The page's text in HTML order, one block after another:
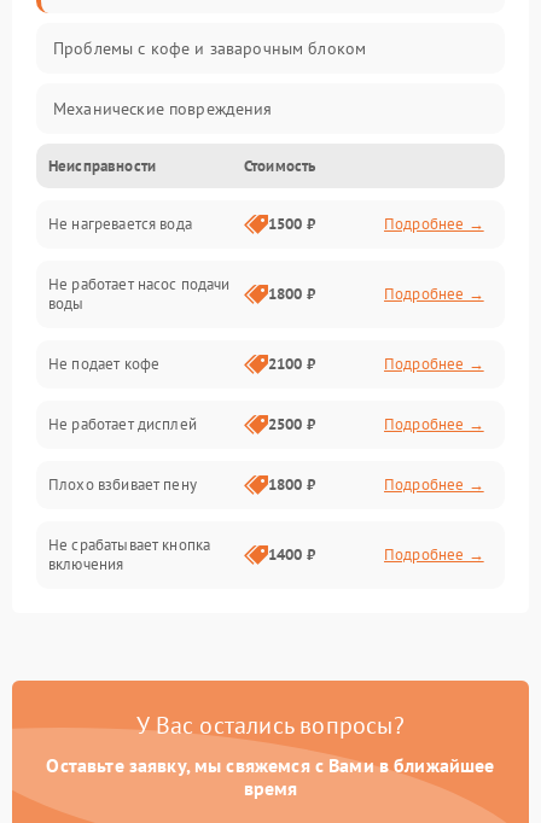
Проблемы с кофе и заварочным блоком
Механические повреждения
Прочие неисправности
Включение и работа
Проблемы с водой
Проблемы с капучинатором и паром
Управление и электроника
Программное обеспечение
Неисправности Стоимость
Не нагревается вода 1500 ₽ Подробнее →
Не работает насос подачи
воды
1800 ₽ Подробнее →
Не подает кофе 2100 ₽ Подробнее →
Не работает дисплей 2500 ₽ Подробнее →
Плохо взбивает пену 1800 ₽ Подробнее →
Не срабатывает кнопка
включения
1400 ₽ Подробнее →
Постоянные сбои в работе 1500 ₽ Подробнее →
У Вас остались вопросы?
Оставьте заявку, мы свяжемся с Вами в ближайшее
время